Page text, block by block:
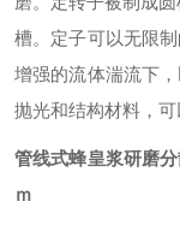
槽。定子可以无限
增强的流体湍流下
抛光和结构材料，
管线式蜂皇浆研磨
ｍ